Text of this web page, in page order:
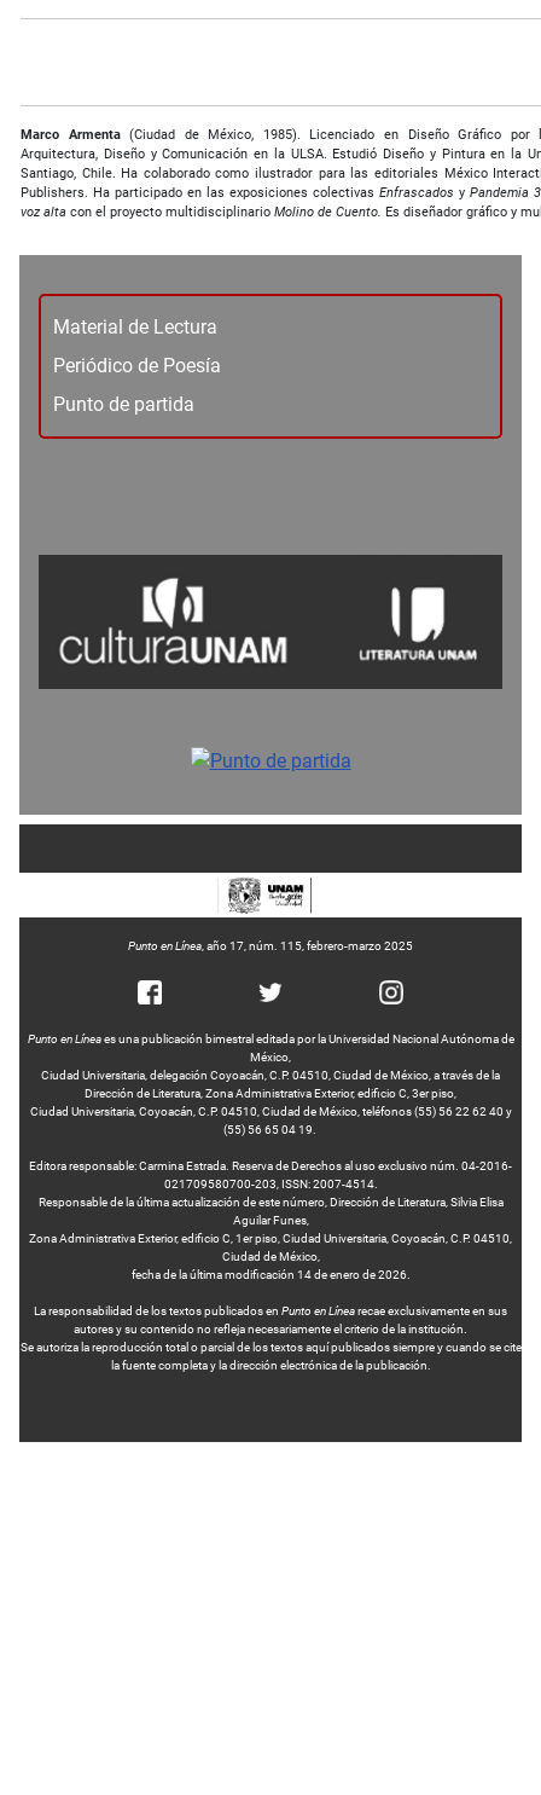
Material de Lectura
Periódico de Poesía
Punto de partida
Marco Armenta(Ciudad de México, 1985). Licenciado en Diseño Gráfico por
Arquitectura, Diseño y Comunicación en la ULSA. Estudió Diseño y Pintura en la
Santiago, Chile. Ha colaborado como ilustrador para las editoriales México
Publishers. Ha participado en las exposiciones colectivas Enfrascados y Pandemia
voz alta con el proyecto multidisciplinario Molino de Cuento. Es diseñador gráfico y
Punto en Línea , año 17, núm. 115, febrero-marzo 2025
Punto en Líneaes una publicación bimestral editada por la Universidad Nacional Autónoma de
México,
Ciudad Universitaria, delegación Coyoacán, C.P. 04510, Ciudad de México, a través de la
Dirección de Literatura, Zona Administrativa Exterior, edificio C, 3er piso,
Ciudad Universitaria, Coyoacán, C.P. 04510, Ciudad de México, teléfonos (55) 56 22 62 40 y
(55) 56 65 04 19.
Editora responsable: Carmina Estrada. Reserva de Derechos al uso exclusivo núm. 04-2016-
021709580700-203, ISSN: 2007-4514.
Responsable de la última actualización de este número, Dirección de Literatura, Silvia Elisa
Aguilar Funes,
Zona Administrativa Exterior, edificio C, 1er piso, Ciudad Universitaria, Coyoacán, C.P. 04510,
Ciudad de México,
fecha de la última modificación 14 de enero de 2026.
La responsabilidad de los textos publicados en Punto en Línearecae exclusivamente en sus
autores y su contenido no refleja necesariamente el criterio de la institución.
Se autoriza la reproducción total o parcial de los textos aquí publicados siempre y cuando se cite
la fuente completa y la dirección electrónica de la publicación.